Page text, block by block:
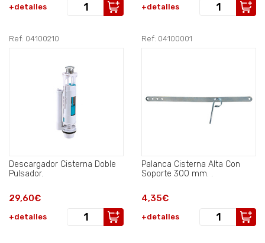
+detalles +detalles
Ref: 04100210
Descargador Cisterna Doble
Pulsador.
29,60€
+detalles
Ref: 04100001
Palanca Cisterna Alta Con
Soporte 300 mm. .
4,35€
+detalles